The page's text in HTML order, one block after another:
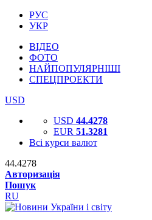
РУС
УКР
ВІДЕО
ФОТО
НАЙПОПУЛЯРНІШІ
СПЕЦПРОЕКТИ
USD
USD 44.4278
EUR 51.3281
Всі курси валют
44.4278
Авторизація
Пошук
RU